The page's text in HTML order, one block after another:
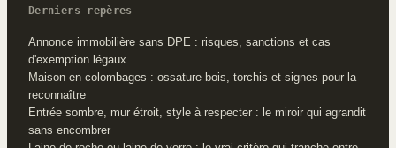
Derniers repères
Annonce immobilière sans DPE : risques, sanctions et cas
d'exemption légaux
Maison en colombages : ossature bois, torchis et signes pour la
reconnaître
Entrée sombre, mur étroit, style à respecter : le miroir qui agrandit
sans encombrer